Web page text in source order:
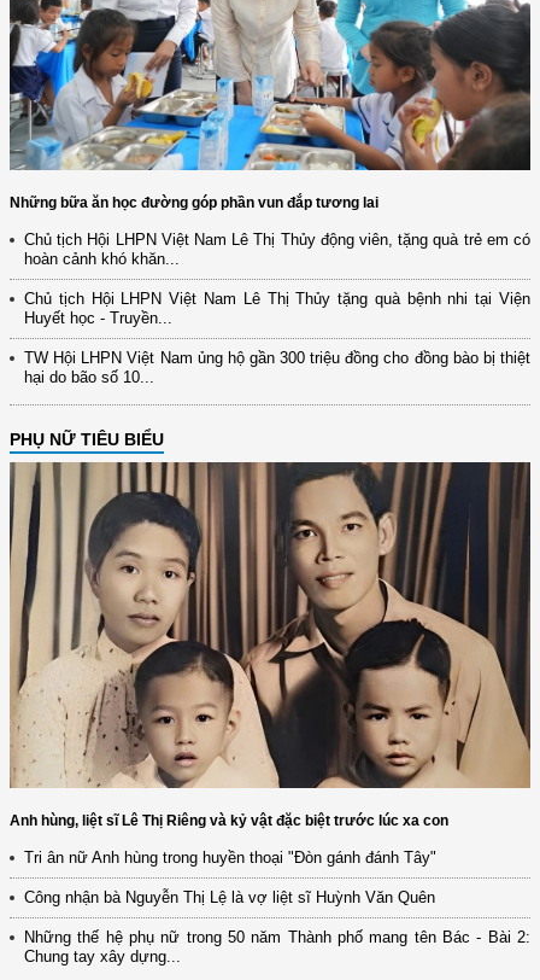
Những bữa ăn học đường góp phần vun đắp tương lai
Chủ tịch Hội LHPN Việt Nam Lê Thị Thủy động viên, tặng quà trẻ em có
hoàn cảnh khó khăn...
Chủ tịch Hội LHPN Việt Nam Lê Thị Thủy tặng quà bệnh nhi tại Viện
Huyết học - Truyền...
TW Hội LHPN Việt Nam ủng hộ gần 300 triệu đồng cho đồng bào bị thiệt
hại do bão số 10...
PHỤ NỮ TIÊU BIỂU
Anh hùng, liệt sĩ Lê Thị Riêng và kỷ vật đặc biệt trước lúc xa con
Tri ân nữ Anh hùng trong huyền thoại "Đòn gánh đánh Tây"
Công nhận bà Nguyễn Thị Lệ là vợ liệt sĩ Huỳnh Văn Quên
Những thế hệ phụ nữ trong 50 năm Thành phố mang tên Bác - Bài 2:
Chung tay xây dựng...